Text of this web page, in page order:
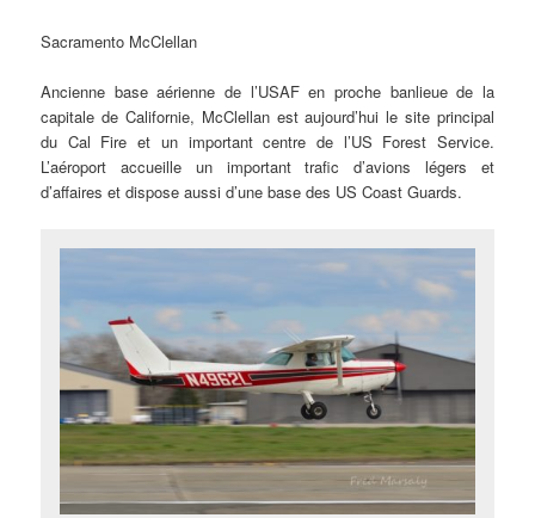
Sacramento McClellan
Ancienne base aérienne de l’USAF en proche banlieue de la
capitale de Californie, McClellan est aujourd’hui le site principal
du Cal Fire et un important centre de l’US Forest Service.
L’aéroport accueille un important trafic d’avions légers et
d’affaires et dispose aussi d’une base des US Coast Guards.